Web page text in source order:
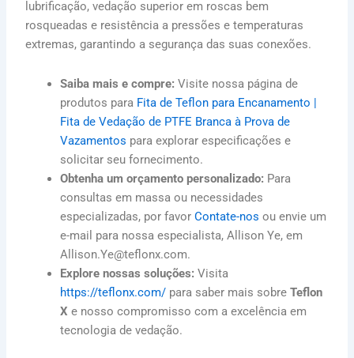
lubrificação, vedação superior em roscas bem
rosqueadas e resistência a pressões e temperaturas
extremas, garantindo a segurança das suas conexões.
Saiba mais e compre: Visite nossa página de
produtos para Fita de Teflon para Encanamento |
Fita de Vedação de PTFE Branca à Prova de
Vazamentos para explorar especificações e
solicitar seu fornecimento.
Obtenha um orçamento personalizado: Para
consultas em massa ou necessidades
especializadas, por favorContate-nos ou envie um
e-mail para nossa especialista, Allison Ye, em
Allison.Ye@teflonx.com.
Explore nossas soluções: Visita
https://teflonx.com/ para saber mais sobreTeflon
X e nosso compromisso com a excelência em
tecnologia de vedação.